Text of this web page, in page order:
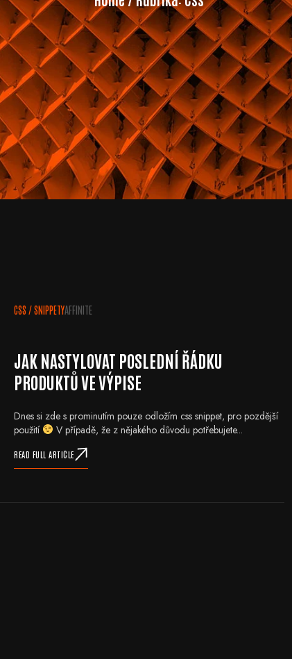
CSS /SNIPPETYAFFINITE
JAK NASTYLOVAT POSLEDNÍ ŘÁDKU
PRODUKTŮ VE VÝPISE
Dnes si zde s prominutím pouze odložím css snippet, pro pozdější
použití
V případě, že z nějakého důvodu potřebujete...
READ FULL ARTICLE